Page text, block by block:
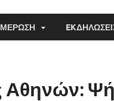
Αθηνών: